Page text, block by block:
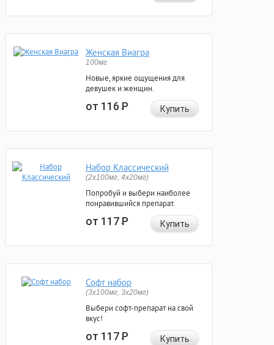
Женская Виагра
100мг
Новые, яркие ощущения для
девушек и женщин.
от 116Р Купить
Набор Классический
(2x100мг, 4x20мг)
Попробуй и выбери наиболее
понравившийся препарат.
от 117Р Купить
Софт набор
(3x100мг, 3x20мг)
Выбери софт-препарат на свой
вкус!
от 117Р Купить